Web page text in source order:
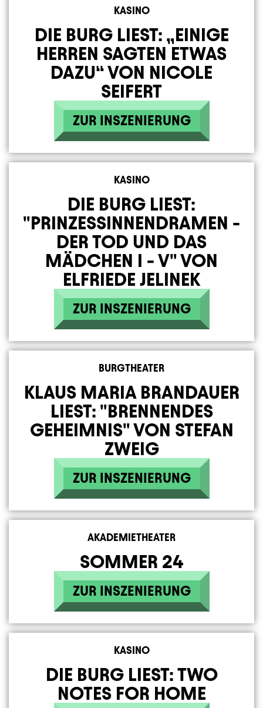
DIE BURG LIEST: „EINIGE
HERREN SAGTEN ETWAS
DAZU“ VON NICOLE
SEIFERT
KASINO
ZUR INSZENIERUNG
DIE BURG LIEST:
"PRINZESSINNENDRAMEN -
DER TOD UND DAS
MÄDCHEN I - V" VON
ELFRIEDE JELINEK
KASINO
ZUR INSZENIERUNG
KLAUS MARIA BRANDAUER
LIEST: "BRENNENDES
GEHEIMNIS" VON STEFAN
ZWEIG
BURGTHEATER
ZUR INSZENIERUNG
SOMMER 24
AKADEMIETHEATER
ZUR INSZENIERUNG
DIE BURG LIEST: TWO
NOTES FOR HOME
KASINO